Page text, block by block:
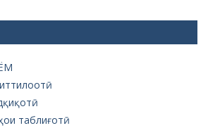
таблиғотӣ